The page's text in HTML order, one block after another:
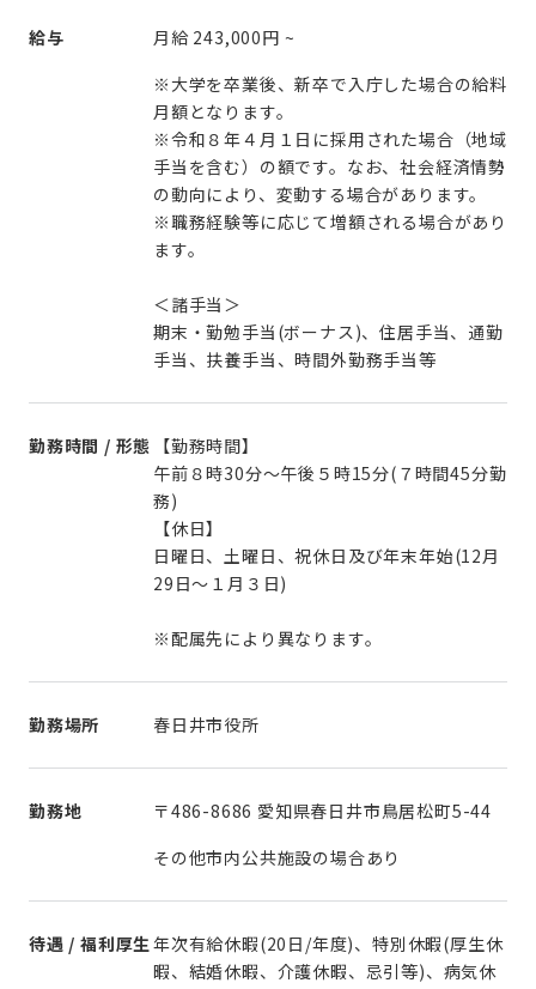
給与 月給 243,000円 ~
※大学を卒業後、新卒で入庁した場合の給料
月額となります。
※令和８年４月１日に採用された場合（地域
手当を含む）の額です。なお、社会経済情勢
の動向により、変動する場合があります。
※職務経験等に応じて増額される場合があり
ます。
＜諸手当＞
期末・勤勉手当(ボーナス)、住居手当、通勤
手当、扶養手当、時間外勤務手当等
勤務時間 / 形態 【勤務時間】
午前８時30分～午後５時15分(７時間45分勤
務)
【休日】
日曜日、土曜日、祝休日及び年末年始(12月
29日～１月３日)
※配属先により異なります。
勤務場所 春日井市役所
勤務地
〒486-8686 愛知県春日井市鳥居松町5-44
その他市内公共施設の場合あり
待遇 / 福利厚生 年次有給休暇(20日/年度)、特別休暇(厚生休
暇、結婚休暇、介護休暇、忌引等)、病気休